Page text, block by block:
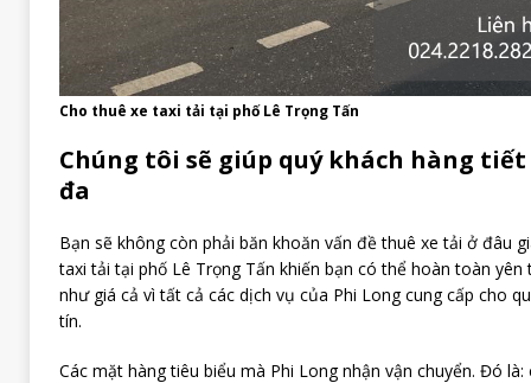
Cho thuê xe taxi tải tại phố Lê Trọng Tấn
Chúng tôi sẽ giúp quý khách hàng
đa
Bạn sẽ không còn phải băn khoăn vấn đề thuê xe tải ở đâu
taxi tải tại phố Lê Trọng Tấn khiến bạn có thể hoàn toàn yên
như giá cả vì tất cả các dịch vụ của Phi Long cung cấp cho
tín.
Các mặt hàng tiêu biểu mà Phi Long nhận vận chuyển. Đó